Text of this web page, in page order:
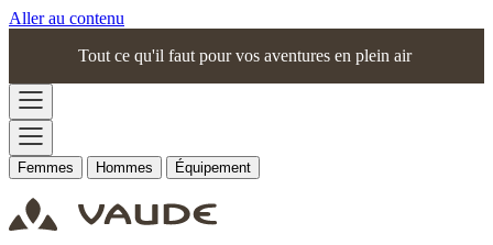
Aller au contenu
Tout ce qu'il faut pour vos aventures en plein air
Femmes Hommes Équipement